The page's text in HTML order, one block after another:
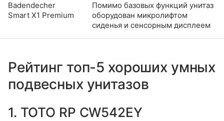
Badendecher
Smart X1 Premium
Помимо базовых функций унитаз
оборудован микролифтом
сиденья и сенсорным дисплеем
Рейтинг топ-5 хороших умных
подвесных унитазов
1. TOTO RP CW542EY